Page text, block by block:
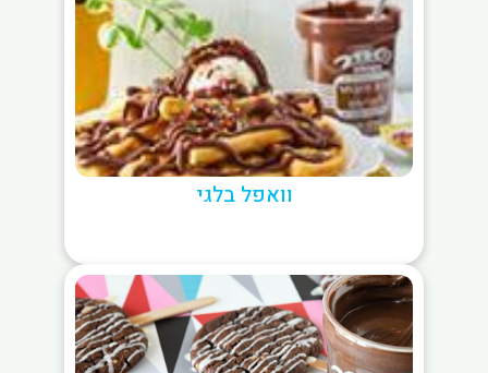
וואפל בלגי